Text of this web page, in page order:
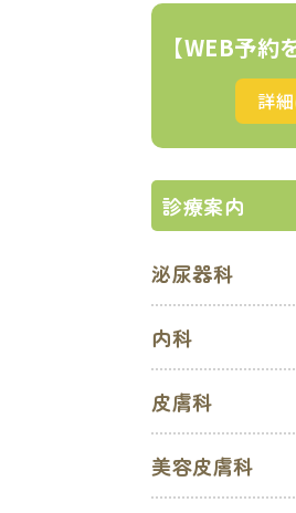
【WEB予約
詳
診療案内
泌尿器科
内科
皮膚科
美容皮膚科